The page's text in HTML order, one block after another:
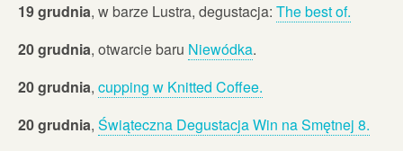
19 grudnia, w barze Lustra, degustacja: The best of.
20 grudnia, otwarcie baru Niewódka.
20 grudnia, cupping w Knitted Coffee.
20 grudnia, Świąteczna Degustacja Win na Smętnej 8.